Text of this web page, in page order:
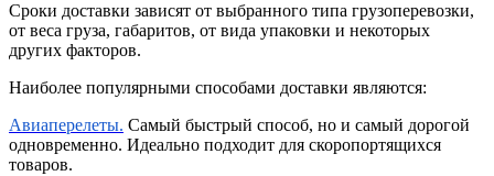
Сроки доставки зависят от выбранного типа грузоперевозки,
от веса груза, габаритов, от вида упаковки и некоторых
других факторов.
Наиболее популярными способами доставки являются:
Авиаперелеты. Самый быстрый способ, но и самый дорогой
одновременно. Идеально подходит для скоропортящихся
товаров.